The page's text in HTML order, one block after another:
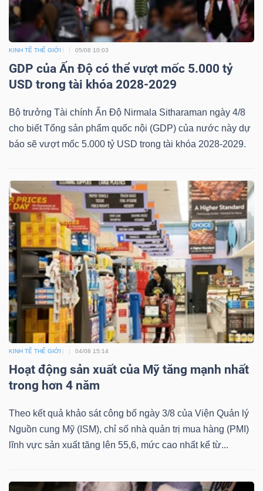
KINH TẾ THẾ GIỚI 05/08 10:03
GDP của Ấn Độ có thể vượt mốc 5.000 tỷ
USD trong tài khóa 2028-2029
Bộ trưởng Tài chính Ấn Độ Nirmala Sitharaman ngày 4/8
cho biết Tổng sản phẩm quốc nội (GDP) của nước này dự
báo sẽ vượt mốc 5.000 tỷ USD trong tài khóa 2028-2029.
KINH TẾ THẾ GIỚI 04/08 15:14
Hoạt động sản xuất của Mỹ tăng mạnh nhất
trong hơn 4 năm
Theo kết quả khảo sát công bố ngày 3/8 của Viện Quản lý
Nguồn cung Mỹ (ISM), chỉ số nhà quản trị mua hàng (PMI)
lĩnh vực sản xuất tăng lên 55,6, mức cao nhất kể từ...
cụ
đầu
tư
tài
chính
Dữ
liệu
tài
chính